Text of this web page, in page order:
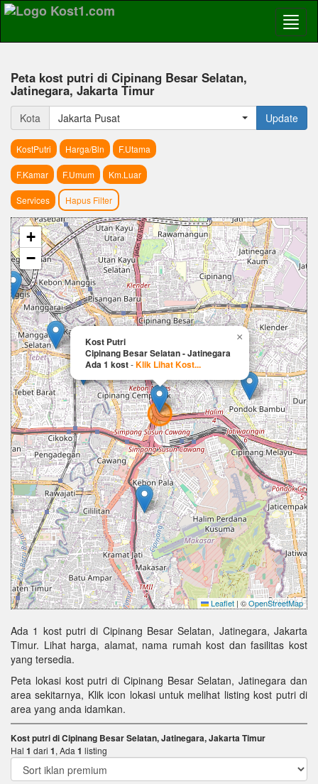
Peta kost putri di Cipinang Besar Selatan,
Jatinegara, Jakarta Timur
Kota Jakarta Pusat Update
KostPutri Harga/Bln F.Utama
F.Kamar F.Umum Km.Luar
Services Hapus Filter
Kost Putri
Cipinang Besar Selatan - Jatinegara
Ada 1 kost-Klik Lihat Kost...
×
+
−
Leaflet | ©OpenStreetMap
Ada 1 kost putri di Cipinang Besar Selatan, Jatinegara, Jakarta
Timur. Lihat harga, alamat, nama rumah kost dan fasilitas kost
yang tersedia.
Peta lokasi kost putri di Cipinang Besar Selatan, Jatinegara dan
area sekitarnya, Klik icon lokasi untuk melihat listing kost putri di
area yang anda idamkan.
Kost putri di Cipinang Besar Selatan, Jatinegara, Jakarta Timur
Hal 1 dari 1, Ada 1 listing